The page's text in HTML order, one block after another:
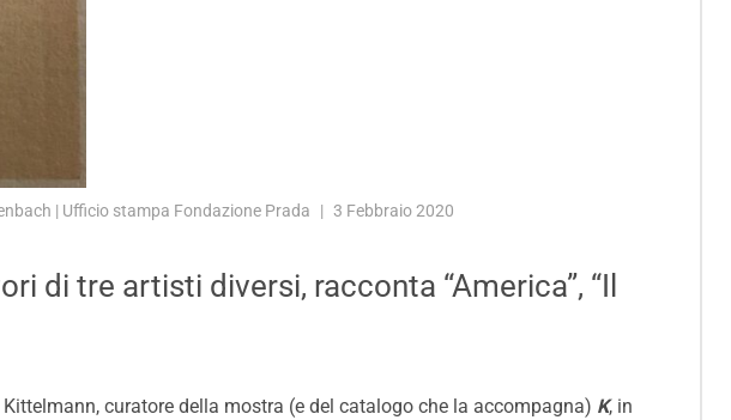
| Ufficio stampa Fondazione Prada 3 Febbraio 2020
di tre artisti diversi, racconta “America”, “Il
curatore della mostra (e del catalogo che la accompagna) K, in